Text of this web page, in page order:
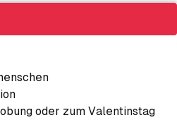
oder zum Valentinstag